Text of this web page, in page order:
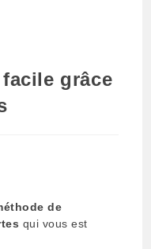
grâce
de
qui vous est